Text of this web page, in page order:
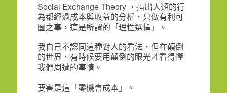
Social Exchange Theory ，指出人類的行
為都經過成本與收益的分析，只做有利可
圖之事，這是所謂的「理性選擇」。
我自己不認同這種對人的看法，但在顛倒
的世界，有時候要用顛倒的眼光才看得懂
我們周遭的事情。
要害是這「零機會成本」。